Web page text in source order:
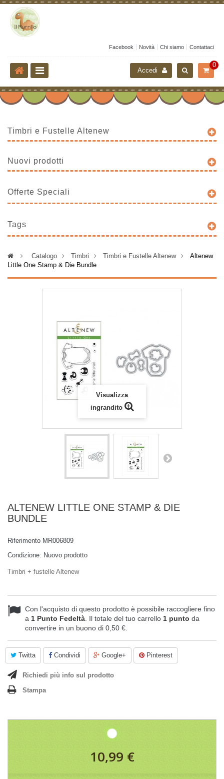
Facebook Novità Chi siamo Contattaci
0
Accedi
Timbri e Fustelle Altenew
Nuovi prodotti
Offerte Speciali
Tags
> Catalogo > Timbri > Timbri e Fustelle Altenew >
Altenew
Little One Stamp & Die Bundle
Visualizza
ingrandito
ALTENEW LITTLE ONE STAMP & DIE
BUNDLE
Riferimento MR006809
Condizione: Nuovo prodotto
Timbri + fustelle Altenew
Con l'acquisto di questo prodotto è possibile raccogliere fino
a 1 Punto Fedeltà . Il totale del tuo carrello 1 punto da
convertire in un buono di 0,50 €
Twitta Condividi Google+ Pinterest
Richiedi più info sul prodotto
Stampa
10,99 €